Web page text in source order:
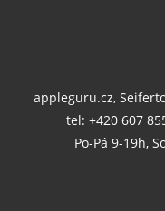
appleguru.cz,
tel: +420 607
Po-Pá 9-19h,